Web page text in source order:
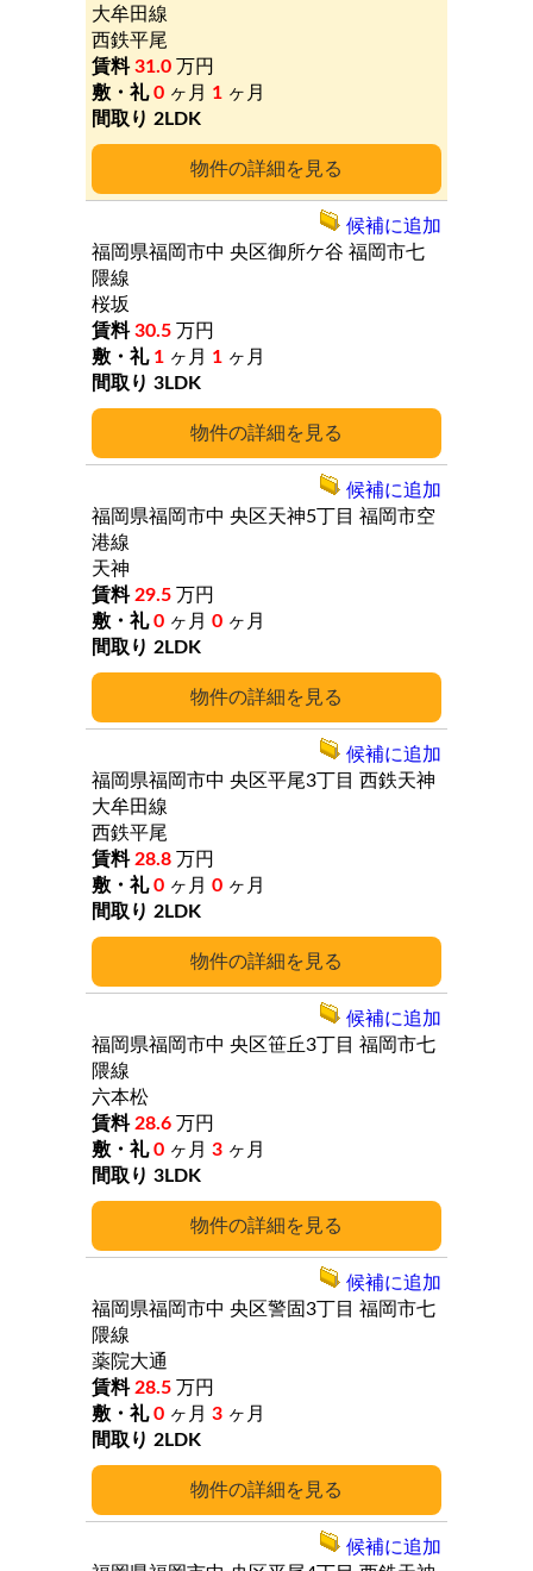
詳細
大牟田線
西鉄平尾
31.0 万円
0 ヶ月 1 ヶ月
2LDK
詳細
福岡県福岡市中 央区御所ケ谷 福岡市七
隈線
桜坂
30.5 万円
1 ヶ月 1 ヶ月
3LDK
候補に追加
詳細
福岡県福岡市中 央区天神5丁目 福岡市空
港線
天神
29.5 万円
0 ヶ月 0 ヶ月
2LDK
候補に追加
詳細
福岡県福岡市中 央区平尾3丁目 西鉄天神
大牟田線
西鉄平尾
28.8 万円
0 ヶ月 0 ヶ月
2LDK
候補に追加
詳細
福岡県福岡市中 央区笹丘3丁目 福岡市七
隈線
六本松
28.6 万円
0 ヶ月 3 ヶ月
3LDK
候補に追加
詳細
福岡県福岡市中 央区警固3丁目 福岡市七
隈線
薬院大通
28.5 万円
0 ヶ月 3 ヶ月
2LDK
候補に追加
候補に追加